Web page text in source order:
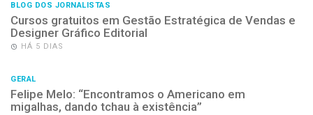
BLOG DOS JORNALISTAS
Cursos gratuitos em Gestão Estratégica de Vendas e
Designer Gráfico Editorial
HÁ 5 DIAS
GERAL
Felipe Melo: “Encontramos o Americano em
migalhas, dando tchau à existência”